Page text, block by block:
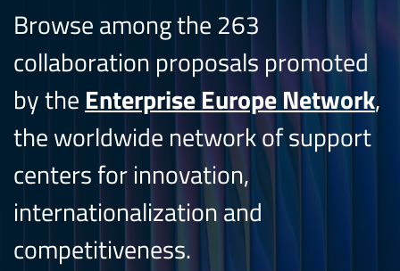
Browse among the 263
collaboration proposals promoted
by the Enterprise Europe Network,
the worldwide network of support
centers for innovation,
internationalization and
competitiveness.